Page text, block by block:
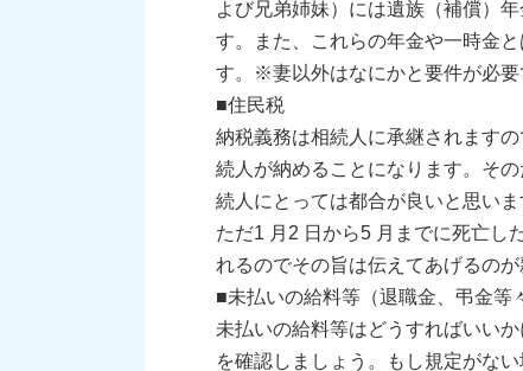
よび兄弟姉妹）には遺族（補償）
す。また、これらの年金や一時金
す。※妻以外はなにかと要件が必要
■住民税
納税義務は相続人に承継されます
続人が納めることになります。そ
続人にとっては都合が良いと思いま
ただ1 月2 日から5 月までに死亡し
れるのでその旨は伝えてあげるのが
■未払いの給料等（退職金、弔金等
未払いの給料等はどうすればいい
を確認しましょう。もし規定がな